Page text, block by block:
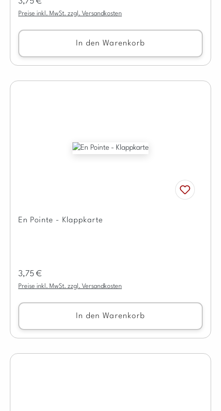
Preise inkl. MwSt. zzgl. Versandkosten
In den Warenkorb
En Pointe - Klappkarte
Regulärer Preis:
3,75 €
Preise inkl. MwSt. zzgl. Versandkosten
In den Warenkorb